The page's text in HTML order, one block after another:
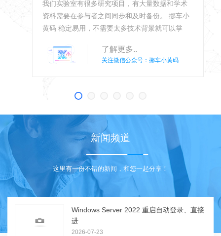
我们实验室有很多研究项目，有大量数据和学术
资料需要在参与者之间同步和及时备份。 挪车小
黄码 稳定易用，不需要太多技术背景就可以掌
了解更多..
关注微信公众号：挪车小黄码
新闻频道
这里有一份不错的新闻，和您一起分享！
Windows Server 2022 重启自动登录、直接
进
2026-07-23